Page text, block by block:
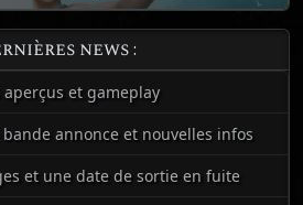
news :
aperçus et gameplay
annonce et nouvelles infos
et une date de sortie en fuite